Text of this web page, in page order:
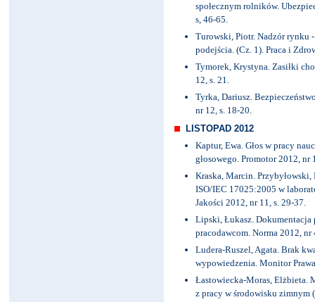
społecznym rolników.
s, 46-65.
Turowski, Piotr. Nadzór rynku
podejścia. (Cz. 1). Praca i
Tymorek, Krystyna. Zasiłki
12, s. 21.
Tyrka, Dariusz.
nr 12, s. 18-20.
LISTOPAD 2012
Kaptur, Ewa. Głos w pracy
głosowego. Promotor 2012, nr
Kraska, Marcin. Przybyłowski,
ISO/IEC 17025:2005 w
Jakości 2012, nr 11, s. 29-37.
Lipski, Łukasz. Dokumentacja
pracodawcom. Norma 2012, nr
Ludera-Ruszel, Agata. Brak
wypowiedzenia. Monitor
Łastowiecka-Moras, Elżbieta.
z pracy w środowisku zimnym